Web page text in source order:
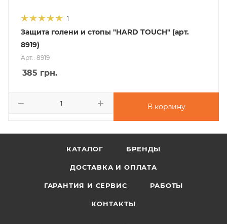
1
Защита голени и стопы "HARD TOUCH" (арт.
8919)
Арт.: 8919
385 грн.
В корзину
КАТАЛОГ БРЕНДЫ
ДОСТАВКА И ОПЛАТА
ГАРАНТИЯ И СЕРВИС РАБОТЫ
КОНТАКТЫ